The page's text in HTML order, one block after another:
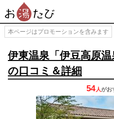
本ページはプロモーションを含みます
伊東温泉「伊豆高原
の口コミ＆詳細
54 人がお